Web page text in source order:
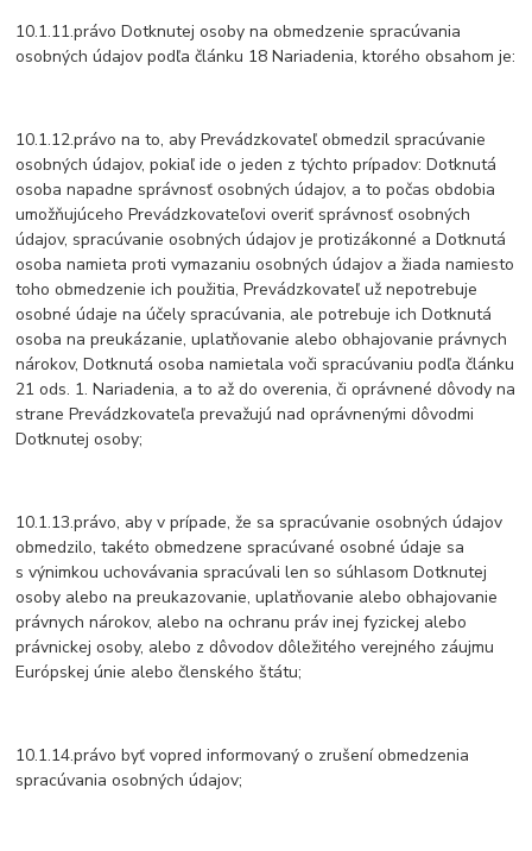
10.1.11.právo Dotknutej osoby na obmedzenie spracúvania
osobných údajov podľa článku 18 Nariadenia, ktorého obsahom je:
10.1.12.právo na to, aby Prevádzkovateľ obmedzil spracúvanie
osobných údajov, pokiaľ ide o jeden z týchto prípadov: Dotknutá
osoba napadne správnosť osobných údajov, a to počas obdobia
umožňujúceho Prevádzkovateľovi overiť správnosť osobných
údajov, spracúvanie osobných údajov je protizákonné a Dotknutá
osoba namieta proti vymazaniu osobných údajov a žiada namiesto
toho obmedzenie ich použitia, Prevádzkovateľ už nepotrebuje
osobné údaje na účely spracúvania, ale potrebuje ich Dotknutá
osoba na preukázanie, uplatňovanie alebo obhajovanie právnych
nárokov, Dotknutá osoba namietala voči spracúvaniu podľa článku
21 ods. 1. Nariadenia, a to až do overenia, či oprávnené dôvody na
strane Prevádzkovateľa prevažujú nad oprávnenými dôvodmi
Dotknutej osoby;
10.1.13.právo, aby v prípade, že sa spracúvanie osobných údajov
obmedzilo, takéto obmedzene spracúvané osobné údaje sa
s výnimkou uchovávania spracúvali len so súhlasom Dotknutej
osoby alebo na preukazovanie, uplatňovanie alebo obhajovanie
právnych nárokov, alebo na ochranu práv inej fyzickej alebo
právnickej osoby, alebo z dôvodov dôležitého verejného záujmu
Európskej únie alebo členského štátu;
10.1.14.právo byť vopred informovaný o zrušení obmedzenia
spracúvania osobných údajov;